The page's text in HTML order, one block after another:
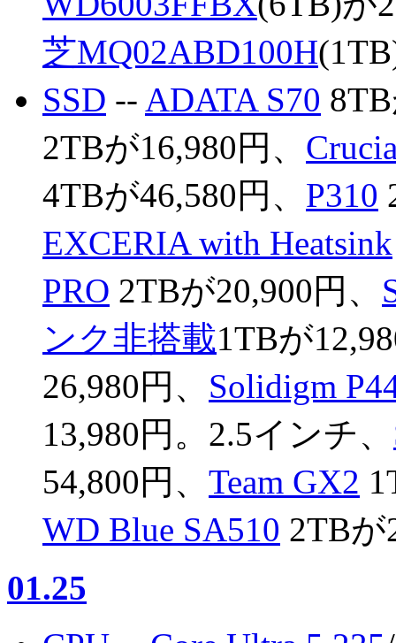
芝MQ02ABD100H
SSD -- ADATA S70
2TBが16,980円、
4TBが46,580円、 P310
EXCERIA with Heatsink
PRO 2TBが20,900円、
ンク非搭載1TBが
26,980円、 Solidigm
13,980円。2.5インチ、
54,800円、 Team GX2
WD Blue SA510 2TBが
01.25